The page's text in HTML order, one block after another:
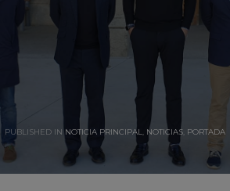
PUBLISHED IN NOTICIA PRINCIPAL, NOTICIAS, PORTADA